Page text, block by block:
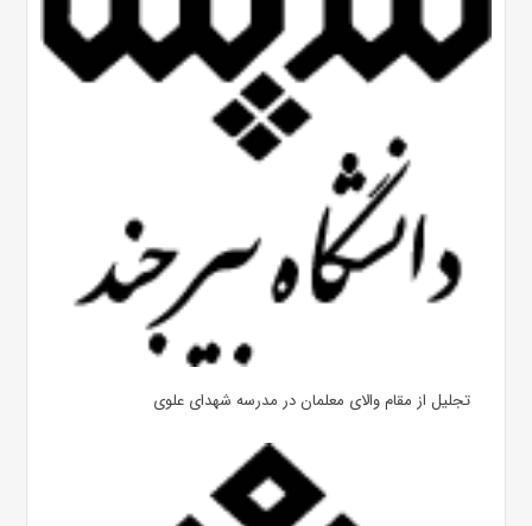
تجلیل از مقام والای معلمان در مدرسه شهدای علوی